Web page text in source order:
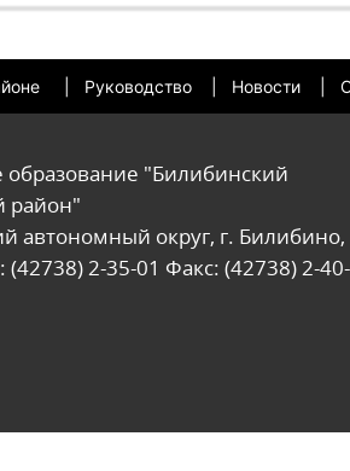
Руководство Новости
"Билибинский
район"
автономный округ, г. Билибино,
(42738) 2-35-01 Факс: (42738) 2-